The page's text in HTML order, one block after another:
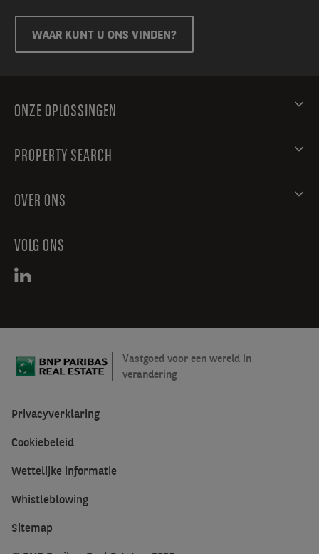
WAAR KUNT U ONS VINDEN?
ONZE OPLOSSINGEN
PROPERTY SEARCH
OVER ONS
VOLG ONS
Vastgoed voor een wereld in
verandering
Privacyverklaring
Cookiebeleid
Wettelijke informatie
Whistleblowing
Sitemap